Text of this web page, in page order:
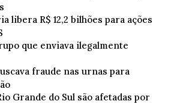
libera R$ 12,2 bilhões para ações
que enviava ilegalmente
fraude nas urnas para
Grande do Sul são afetadas por